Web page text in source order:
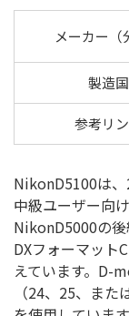
メーカー（
製造国
参考リ
NikonD5100は
中級ユーザー向
NikonD5000の
DXフォーマット
えています。D-
（24、25、ま